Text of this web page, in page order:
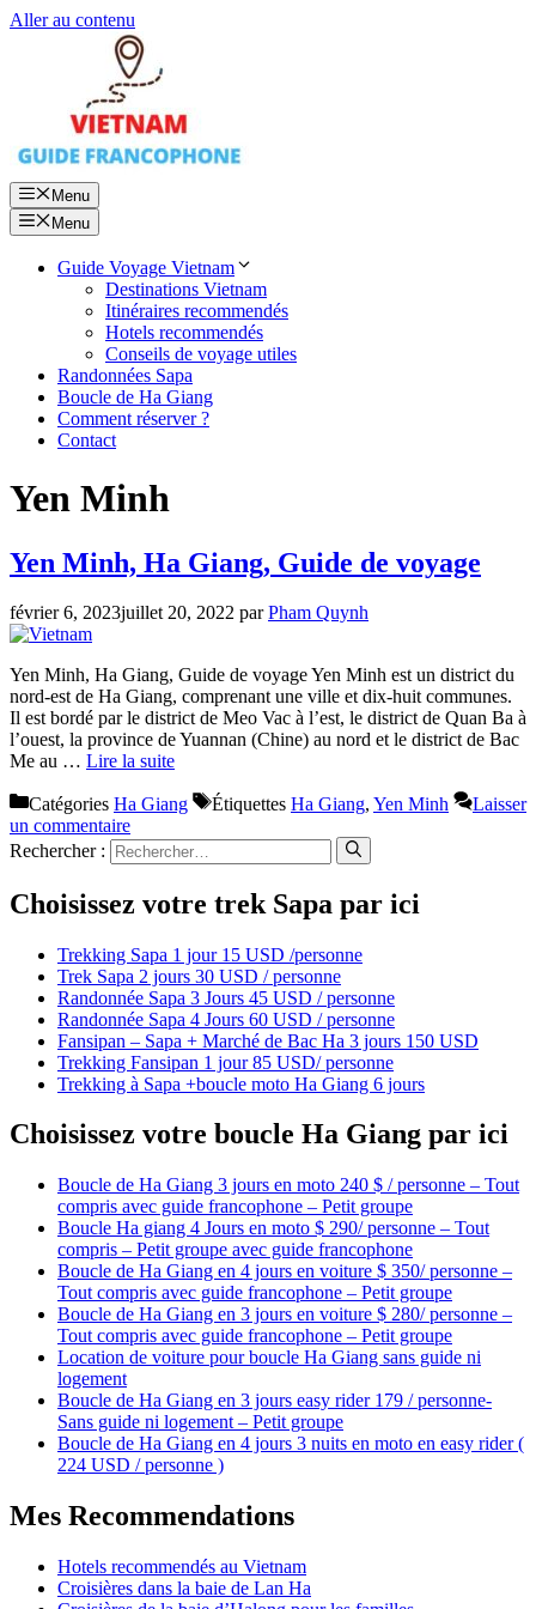
Aller au contenu
Menu
Menu
Guide Voyage Vietnam
Destinations Vietnam
Itinéraires recommendés
Hotels recommendés
Conseils de voyage utiles
Randonnées Sapa
Boucle de Ha Giang
Comment réserver ?
Contact
Yen Minh
Yen Minh, Ha Giang, Guide de voyage
février 6, 2023juillet 20, 2022 parPham Quynh
Yen Minh, Ha Giang, Guide de voyage Yen Minh est un district du
nord-est de Ha Giang, comprenant une ville et dix-huit communes.
Il est bordé par le district de Meo Vac à l’est, le district de Quan Ba à
l’ouest, la province de Yuannan (Chine) au nord et le district de Bac
Me au … Lire la suite
Catégories Ha Giang Étiquettes Ha Giang, Yen Minh
Laisser
un commentaire
Rechercher :
Choisissez votre trek Sapa par ici
Trekking Sapa 1 jour 15 USD /personne
Trek Sapa 2 jours 30 USD / personne
Randonnée Sapa 3 Jours 45 USD / personne
Randonnée Sapa 4 Jours 60 USD / personne
Fansipan – Sapa + Marché de Bac Ha 3 jours 150 USD
Trekking Fansipan 1 jour 85 USD/ personne
Trekking à Sapa +boucle moto Ha Giang 6 jours
Choisissez votre boucle Ha Giang par ici
Boucle de Ha Giang 3 jours en moto 240 $ / personne – Tout
compris avec guide francophone – Petit groupe
Boucle Ha giang 4 Jours en moto $ 290/ personne – Tout
compris – Petit groupe avec guide francophone
Boucle de Ha Giang en 4 jours en voiture $ 350/ personne –
Tout compris avec guide francophone – Petit groupe
Boucle de Ha Giang en 3 jours en voiture $ 280/ personne –
Tout compris avec guide francophone – Petit groupe
Location de voiture pour boucle Ha Giang sans guide ni
logement
Boucle de Ha Giang en 3 jours easy rider 179 / personne-
Sans guide ni logement – Petit groupe
Boucle de Ha Giang en 4 jours 3 nuits en moto en easy rider (
224 USD / personne )
Mes Recommendations
Hotels recommendés au Vietnam
Croisières dans la baie de Lan Ha